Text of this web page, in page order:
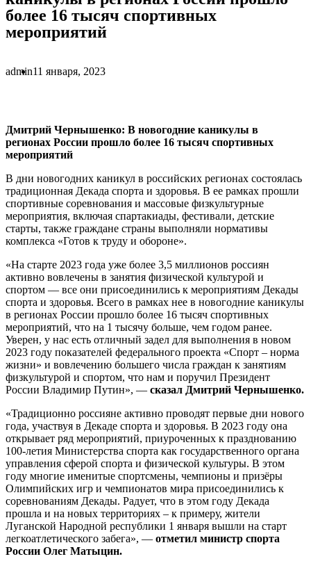
более 16 тысяч спортивных
мероприятий
admin11 января, 2023
Дмитрий Чернышенко: В новогодние каникулы в
регионах России прошло более 16 тысяч спортивных
мероприятий
В дни новогодних каникул в российских регионах состоялась
традиционная Декада спорта и здоровья. В ее рамках прошли
спортивные соревнования и массовые физкультурные
мероприятия, включая спартакиады, фестивали, детские
старты, также граждане страны выполняли нормативы
комплекса «Готов к труду и обороне».
«На старте 2023 года уже более 3,5 миллионов россиян
активно вовлечены в занятия физической культурой и
спортом — все они присоединились к мероприятиям Декады
спорта и здоровья. Всего в рамках нее в новогодние каникулы
в регионах России прошло более 16 тысяч спортивных
мероприятий, что на 1 тысячу больше, чем годом ранее.
Уверен, у нас есть отличный задел для выполнения в новом
2023 году показателей федерального проекта «Спорт – норма
жизни» и вовлечению большего числа граждан к занятиям
физкультурой и спортом, что нам и поручил Президент
России Владимир Путин», — сказал Дмитрий Чернышенко.
«Традиционно россияне активно проводят первые дни нового
года, участвуя в Декаде спорта и здоровья. В 2023 году она
открывает ряд мероприятий, приуроченных к празднованию
100-летия Министерства спорта как государственного органа
управления сферой спорта и физической культуры. В этом
году многие именитые спортсмены, чемпионы и призёры
Олимпийских игр и чемпионатов мира присоединились к
соревнованиям Декады. Радует, что в этом году Декада
прошла и на новых территориях – к примеру, жители
Луганской Народной республики 1 января вышли на старт
легкоатлетического забега», — отметил министр спорта
России Олег Матыцин.